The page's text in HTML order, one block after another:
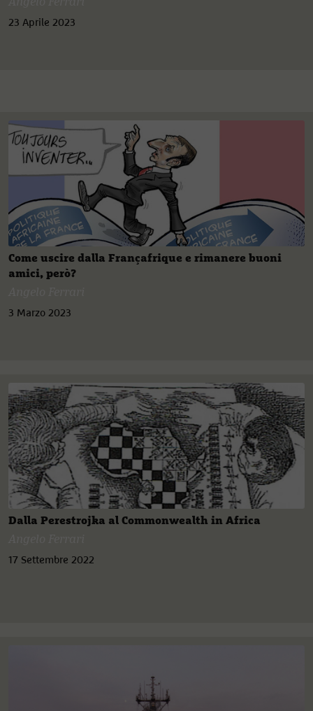
23 Aprile 2023
Come uscire dalla Françafrique e rimanere buoni
amici, però?
3 Marzo 2023
Dalla Perestrojka al Commonwealth in Africa
17 Settembre 2022